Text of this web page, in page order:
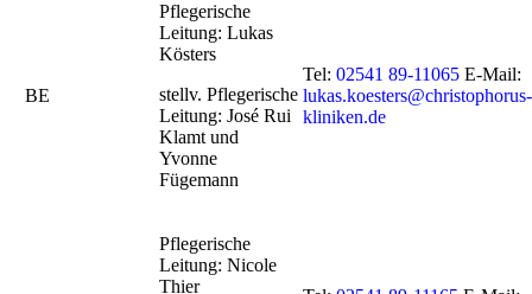
BE
Pflegerische
Leitung: Lukas
Kösters
stellv. Pflegerische
Leitung: José Rui
Klamt und
Yvonne
Fügemann
Tel: 02541 89-11065 E-Mail:
lukas.koesters@christophorus-
kliniken.de
Pflegerische
Leitung: Nicole
Thier